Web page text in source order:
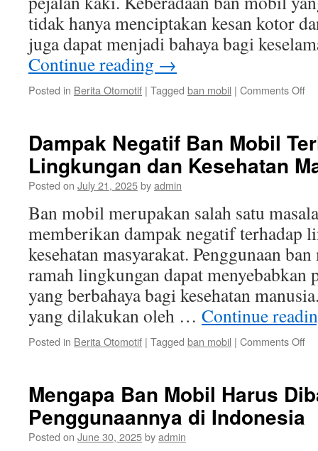
tidak hanya menciptakan kesan kotor
juga dapat menjadi bahaya bagi
Continue reading →
Posted in Berita Otomotif | Tagged ban mobil | Comments Offon
di
Dampak Negatif Ban Mobil
Lingkungan dan Kesehatan
Posted on July 21, 2025byadmin
Ban mobil merupakan salah satu
memberikan dampak negatif terhadap
kesehatan masyarakat. Penggunaan
ramah lingkungan dapat menyebabkan
yang berbahaya bagi kesehatan
yang dilakukan oleh … Continue
Posted in Berita Otomotif | Tagged ban mobil | Comments Offon
Mengapa Ban Mobil Harus
Penggunaannya di Indonesia
Posted on June 30, 2025byadmin